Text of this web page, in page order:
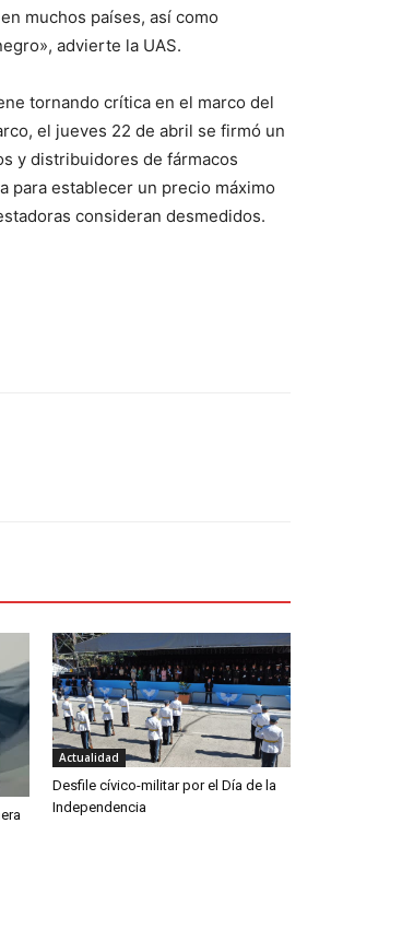
muchos países, así como
advierte la UAS.
tornando crítica en el marco del
el jueves 22 de abril se firmó un
y distribuidores de fármacos
para establecer un precio máximo
consideran desmedidos.
Actualidad
Desfile cívico-militar por el Día de la
Independencia